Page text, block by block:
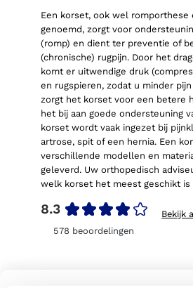
Een korset, ook wel romporthese
genoemd, zorgt voor
(romp) en dient ter preventie of
(chronische) rugpijn. Door het
komt er uitwendige druk
en rugspieren, zodat u minder
zorgt het korset voor een betere
het bij aan goede ondersteuning
korset wordt vaak ingezet bij
artrose, spit of een hernia. Een
verschillende modellen en
geleverd. Uw orthopedisch
welk korset het meest geschikt is
8.3
578 beoordelingen
Bekijk